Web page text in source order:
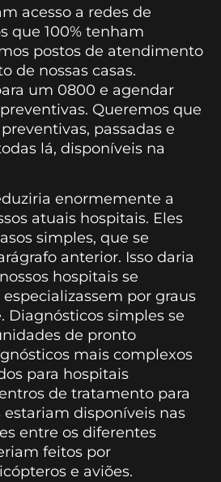
acesso a redes de
que 100% tenham
postos de atendimento
de nossas casas.
um 0800 e agendar
Queremos que
passadas e
lá, disponíveis na
enormemente a
atuais hospitais. Eles
simples, que se
anterior. Isso daria
hospitais se
por graus
Diagnósticos simples se
de pronto
mais complexos
para hospitais
de tratamento para
estariam disponíveis nas
entre os diferentes
feitos por
e aviões.